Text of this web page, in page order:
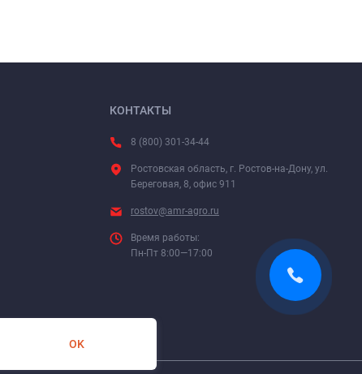
КОНТАКТЫ
8 (800) 301-34-44
Ростовская область, г. Ростов-на-Дону, ул.
Береговая, 8, офис 911
rostov@amr-agro.ru
Время работы:
Пн-Пт 8:00—17:00
OK